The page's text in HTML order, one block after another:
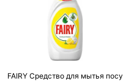
FAIRY Средство для мытья